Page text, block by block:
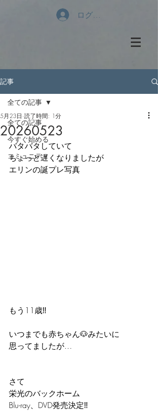
ログイン
記事
全ての記事
今すぐ始める
コミュニティ
全ての記事
20260523
5月23日 読了時間: 1分
バタバタしていて
ちょっと遅くなりましたが
エリンの誕プレ写真
もう11歳‼️
いつまでも赤ちゃん🐶みたいに
思ってましたが…
さて
栄光のバックホーム
Blu-ray、DVD発売決定‼️